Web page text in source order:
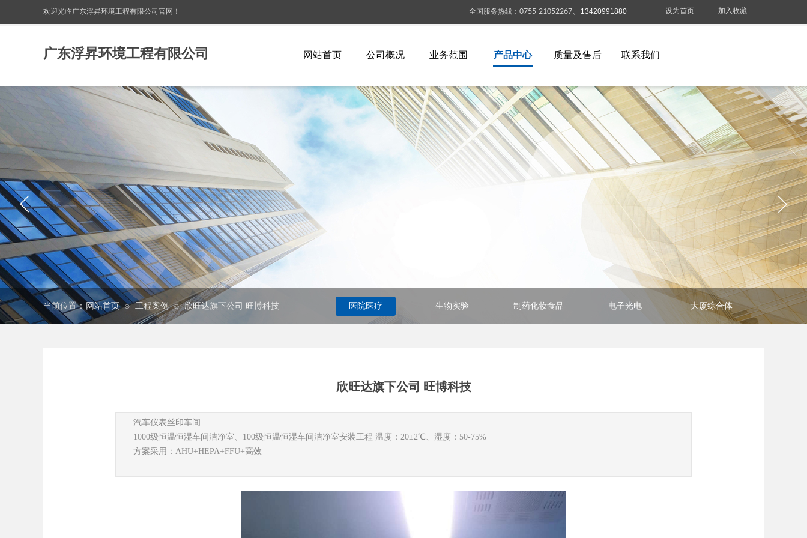
欢迎光临广东浮昇环境工程有限公司 官网！ 设为首页 加入收藏
全国服务热线 ： 0755-21052267、 13420991880
网站首页 公司概况 业务范围 产品中心 质量及售后 联系我们
广东浮昇环境工程有限公司
当前位置： 网站首页 ⊙ 工程案例 ⊙ 欣旺达旗下公司 旺博科技 医院医疗 生物实验 制药化妆食品 电子光电 大厦综合体
欣旺达旗下公司 旺博科技
汽车仪表丝印车间
1000级恒温恒湿车间洁净室、100级恒温恒湿车间洁净室安装工程 温度：20±2℃、湿度：50-75%
方案采用：AHU+HEPA+FFU+高效